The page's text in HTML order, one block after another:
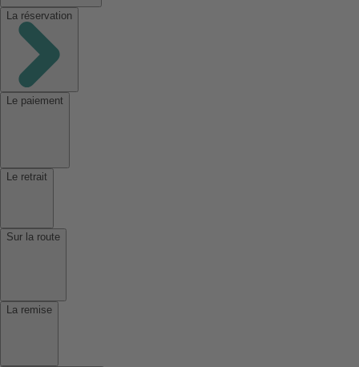
La réservation
Le paiement
Le retrait
Sur la route
La remise